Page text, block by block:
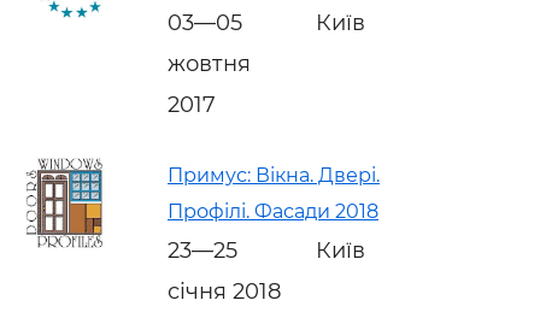
03—05
жовтня
2017
Київ
Примус: Вікна. Двері.
Профілі. Фасади 2018
23—25
січня 2018
Київ